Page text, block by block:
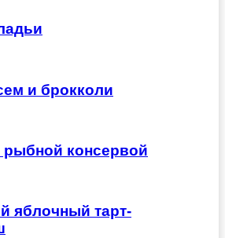
и брокколи
рыбной консервой
яблочный тарт-